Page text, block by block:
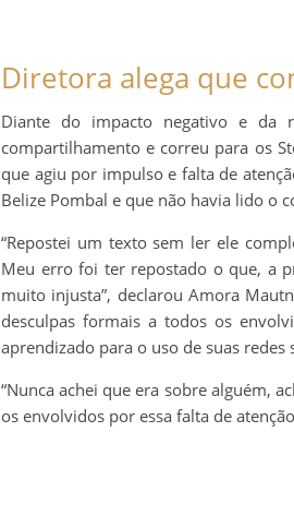
Diretora alega que
Diante do impacto negativo e da
compartilhamento e correu para os
que agiu por impulso e falta de
Belize Pombal e que não havia lido o
“Repostei um texto sem ler ele
Meu erro foi ter repostado o que, a
muito injusta”, declarou Amora
desculpas formais a todos os
aprendizado para o uso de suas redes
“Nunca achei que era sobre alguém,
os envolvidos por essa falta de